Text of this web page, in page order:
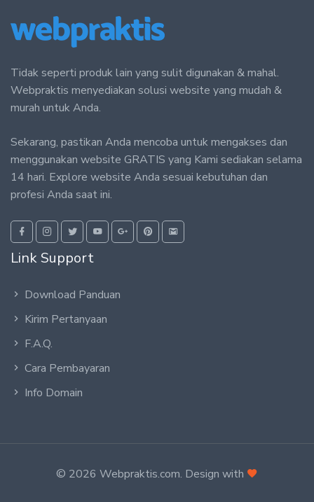
Tidak seperti produk lain yang sulit digunakan & mahal.
Webpraktis menyediakan solusi website yang mudah &
murah untuk Anda.
Sekarang, pastikan Anda mencoba untuk mengakses dan
menggunakan website GRATIS yang Kami sediakan selama
14 hari. Explore website Anda sesuai kebutuhan dan
profesi Anda saat ini.
Link Support
Download Panduan
Kirim Pertanyaan
F.A.Q.
Cara Pembayaran
Info Domain
© 2026 Webpraktis.com. Design with